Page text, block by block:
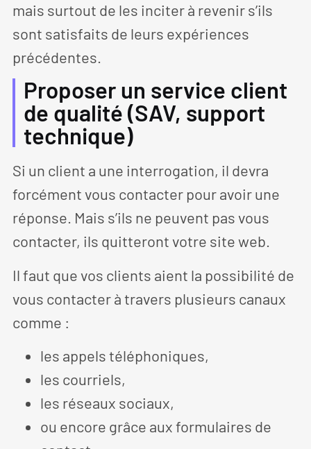
mais surtout de les inciter à revenir s’ils
sont satisfaits de leurs expériences
précédentes.
Proposer un service client
de qualité (SAV, support
technique)
Si un client a une interrogation, il devra
forcément vous contacter pour avoir une
réponse. Mais s’ils ne peuvent pas vous
contacter, ils quitteront votre site web.
Il faut que vos clients aient la possibilité de
vous contacter à travers plusieurs canaux
comme :
les appels téléphoniques,
les courriels,
les réseaux sociaux,
ou encore grâce aux formulaires de